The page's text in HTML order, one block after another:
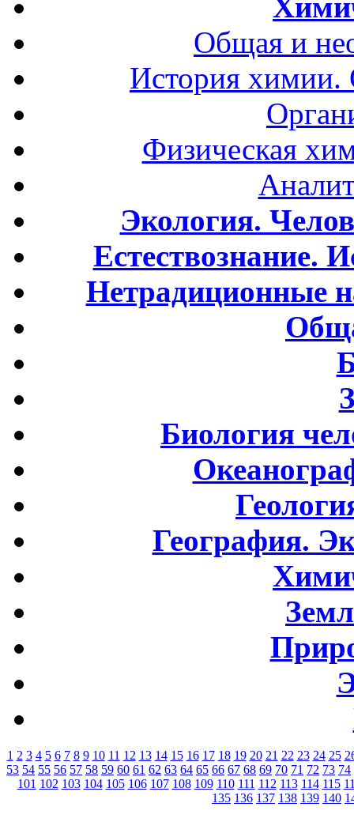
Общая и
История
Физическая
Экология.
Естествознание.
Нетрадиционные
Биология
География.
1 2 3 4 5 6 7 8 9 10 11 12 13 14 15 16 17 18 19 20 21 22 23 24 25
53 54 55 56 57 58 59 60 61 62 63 64 65 66 67 68 69 70 71 72 73 74
101 102 103 104 105 106 107 108 109 110 111 112 113 114 115
135 136 137 138 139 140